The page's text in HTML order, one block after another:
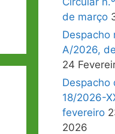
de março
Despacho
A/2026,
24
Despacho
18/2026-
fevereiro
2026